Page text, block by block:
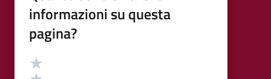
informazioni su questa
pagina?
Valutazione